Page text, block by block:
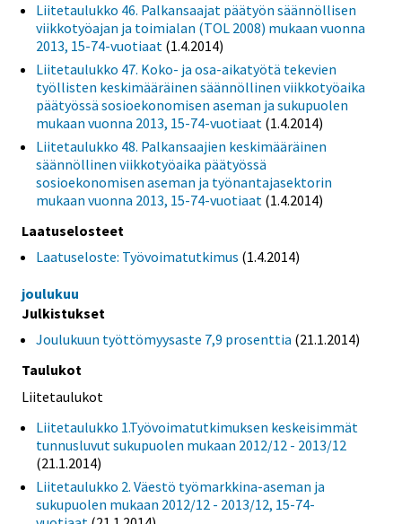
Liitetaulukko 46. Palkansaajat päätyön säännöllisen
viikkotyöajan ja toimialan (TOL 2008) mukaan vuonna
2013, 15-74-vuotiaat (1.4.2014)
Liitetaulukko 47. Koko- ja osa-aikatyötä tekevien
työllisten keskimääräinen säännöllinen viikkotyöaika
päätyössä sosioekonomisen aseman ja sukupuolen
mukaan vuonna 2013, 15-74-vuotiaat (1.4.2014)
Liitetaulukko 48. Palkansaajien keskimääräinen
säännöllinen viikkotyöaika päätyössä
sosioekonomisen aseman ja työnantajasektorin
mukaan vuonna 2013, 15-74-vuotiaat (1.4.2014)
Laatuselosteet
Laatuseloste: Työvoimatutkimus (1.4.2014)
joulukuu
Julkistukset
Joulukuun työttömyysaste 7,9 prosenttia (21.1.2014)
Taulukot
Liitetaulukot
Liitetaulukko 1.Työvoimatutkimuksen keskeisimmät
tunnusluvut sukupuolen mukaan 2012/12 - 2013/12
(21.1.2014)
Liitetaulukko 2. Väestö työmarkkina-aseman ja
sukupuolen mukaan 2012/12 - 2013/12, 15-74-